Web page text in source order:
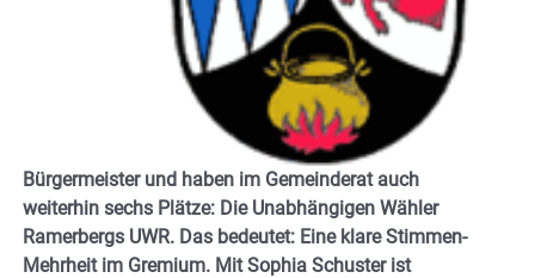
Bürgermeister und haben im Gemeinderat auch
weiterhin sechs Plätze: Die Unabhängigen Wähler
Ramerbergs UWR. Das bedeutet: Eine klare Stimmen-
Mehrheit im Gremium. Mit Sophia Schuster ist